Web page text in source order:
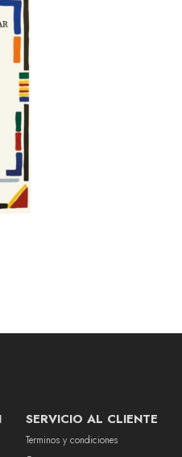
SERVICIO AL CLIENTE
Terminos y condiciones